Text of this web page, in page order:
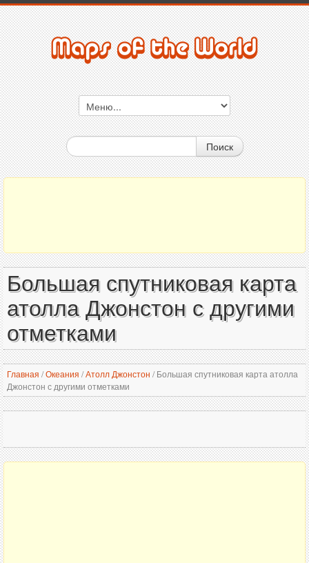
Поиск
Большая спутниковая карта
атолла Джонстон с другими
отметками
Главная /Океания /Атолл Джонстон /Большая спутниковая карта атолла
Джонстон с другими отметками